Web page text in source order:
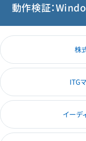
動作検証：
株
ITG
イーデ